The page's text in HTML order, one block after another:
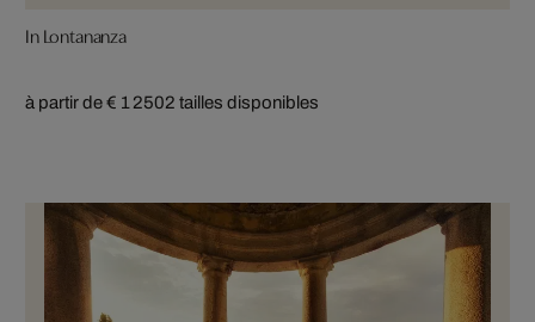
In Lontananza
à partir de € 1 2502 tailles disponibles